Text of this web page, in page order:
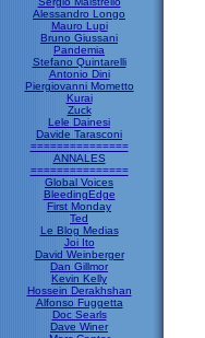
Alessandro Longo
Mauro Lupi
Bruno Giussani
Pandemia
Stefano Quintarelli
Antonio Dini
Piergiovanni Mometto
Kurai
Zuck
Lele Dainesi
Davide Tarasconi
===============
ANNALES
===============
Global Voices
BleedingEdge
First Monday
Ted
Le Blog Medias
Joi Ito
David Weinberger
Dan Gillmor
Kevin Kelly
Hossein Derakhshan
Alfonso Fuggetta
Doc Searls
Dave Winer